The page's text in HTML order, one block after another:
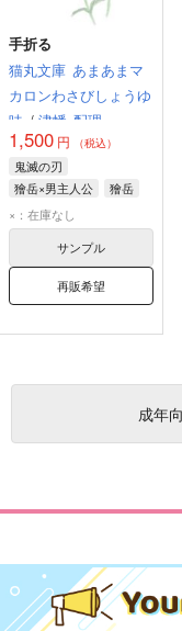
手折る
猫丸文庫 あまあまマ
カロンわさびしょうゆ
味 / 津幡 配理
1,500 円 （税込）
鬼滅の刃
獪岳×男主人公
獪岳
×：在庫なし
サンプル
再販希望
成年